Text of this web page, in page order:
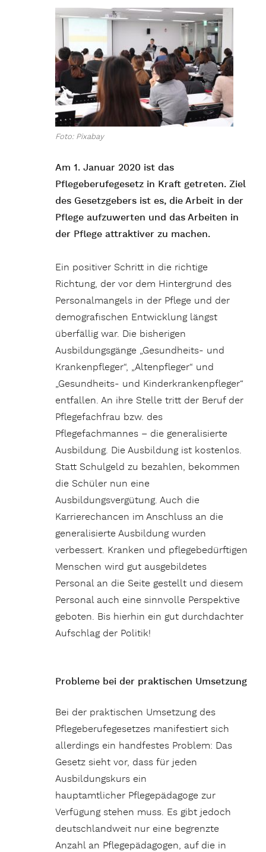
Foto: Pixabay
Am 1. Januar 2020 ist das
Pflegeberufegesetz in Kraft getreten. Ziel
des Gesetzgebers ist es, die Arbeit in der
Pflege aufzuwerten und das Arbeiten in
der Pflege attraktiver zu machen.
Ein positiver Schritt in die richtige
Richtung, der vor dem Hintergrund des
Personalmangels in der Pflege und der
demografischen Entwicklung längst
überfällig war. Die bisherigen
Ausbildungsgänge „Gesundheits- und
Krankenpfleger“, „Altenpfleger“ und
„Gesundheits- und Kinderkrankenpfleger“
entfallen. An ihre Stelle tritt der Beruf der
Pflegefachfrau bzw. des
Pflegefachmannes – die generalisierte
Ausbildung. Die Ausbildung ist kostenlos.
Statt Schulgeld zu bezahlen, bekommen
die Schüler nun eine
Ausbildungsvergütung. Auch die
Karrierechancen im Anschluss an die
generalisierte Ausbildung wurden
verbessert. Kranken und pflegebedürftigen
Menschen wird gut ausgebildetes
Personal an die Seite gestellt und diesem
Personal auch eine sinnvolle Perspektive
geboten. Bis hierhin ein gut durchdachter
Aufschlag der Politik!
Probleme bei der praktischen Umsetzung
Bei der praktischen Umsetzung des
Pflegeberufegesetzes manifestiert sich
allerdings ein handfestes Problem: Das
Gesetz sieht vor, dass für jeden
Ausbildungskurs ein
hauptamtlicher Pflegepädagoge zur
Verfügung stehen muss. Es gibt jedoch
deutschlandweit nur eine begrenzte
Anzahl an Pflegepädagogen, auf die in